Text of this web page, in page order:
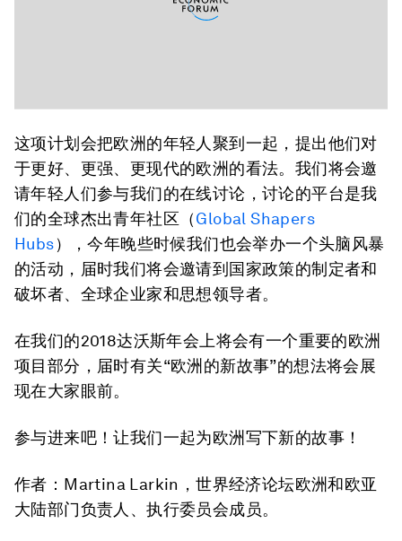
这项计划会把欧洲的年轻人聚到一起，提出他们对
于更好、更强、更现代的欧洲的看法。我们将会邀
请年轻人们参与我们的在线讨论，讨论的平台是我
们的全球杰出青年社区（Global Shapers
Hubs），今年晚些时候我们也会举办一个头脑风暴
的活动，届时我们将会邀请到国家政策的制定者和
破坏者、全球企业家和思想领导者。
在我们的2018达沃斯年会上将会有一个重要的欧洲
项目部分，届时有关“欧洲的新故事”的想法将会展
现在大家眼前。
参与进来吧！让我们一起为欧洲写下新的故事！
作者：Martina Larkin，世界经济论坛欧洲和欧亚
大陆部门负责人、执行委员会成员。